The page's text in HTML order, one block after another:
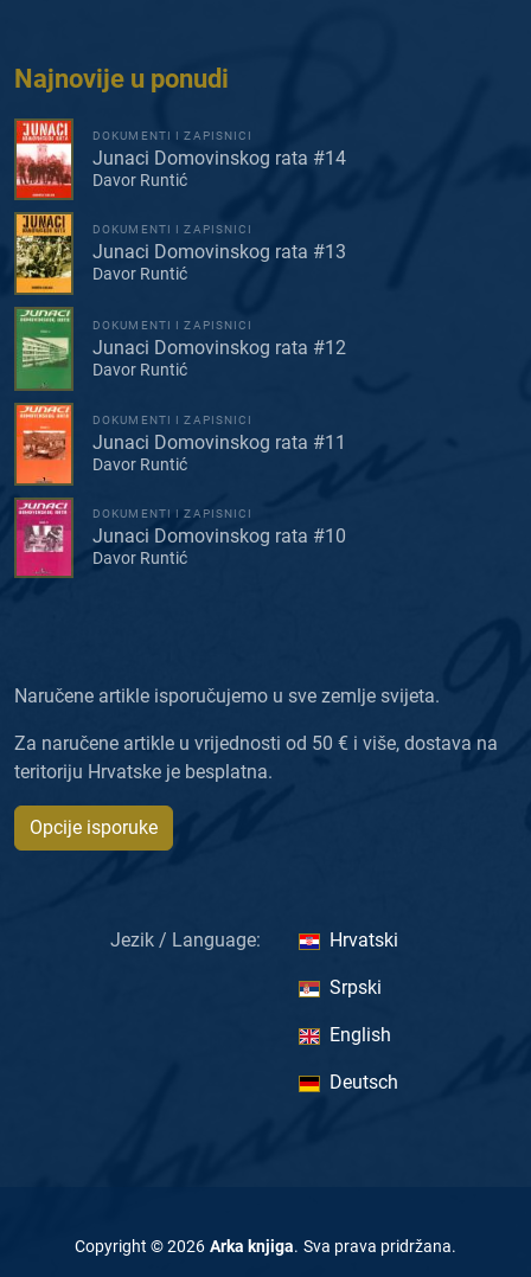
Najnovije u ponudi
DOKUMENTI I ZAPISNICI
Junaci Domovinskog rata #14
Davor Runtić
DOKUMENTI I ZAPISNICI
Junaci Domovinskog rata #13
Davor Runtić
DOKUMENTI I ZAPISNICI
Junaci Domovinskog rata #12
Davor Runtić
DOKUMENTI I ZAPISNICI
Junaci Domovinskog rata #11
Davor Runtić
DOKUMENTI I ZAPISNICI
Junaci Domovinskog rata #10
Davor Runtić
Naručene artikle isporučujemo u sve zemlje svijeta.
Za naručene artikle u vrijednosti od 50 € i više, dostava na
teritoriju Hrvatske je besplatna.
Opcije isporuke
Jezik / Language: Hrvatski
Srpski
English
Deutsch
Copyright ©2026 Arka knjiga. Sva prava pridržana.